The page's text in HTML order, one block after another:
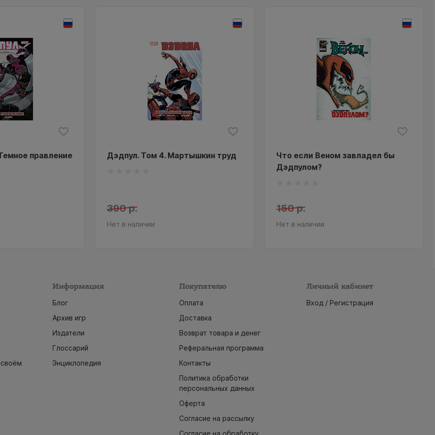
правление Дэдпул. Том 4. Мартышкин труд
390 р.
Нет в наличии
Что если Веном завладел бы
Дэдпулом?
150 р.
Нет в наличии
Информация
Блог
Архив игр
Издатели
Глоссарий
Энциклопедия
Покупателю
Оплата
Доставка
Возврат товара и денег
Реферальная программа
Контакты
Политика обработки
персональных данных
Оферта
Согласие на рассылку
Согласие на обработку
Личный кабинет
Вход / Регистрация